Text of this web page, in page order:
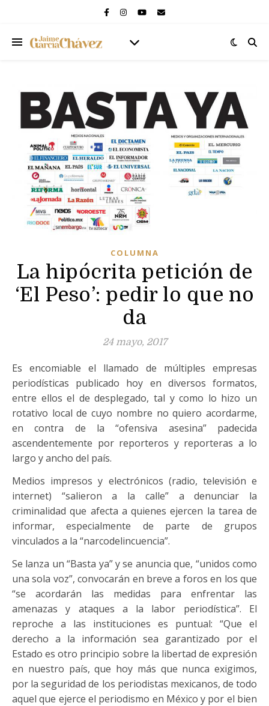
COLUMNA
La hipócrita petición de
‘El Peso’: pedir lo que no
da
24 mayo, 2017
Es encomiable el llamado de múltiples empresas
periodísticas publicado hoy en diversos formatos,
entre ellos el de desplegado, tal y como lo hizo un
rotativo local de cuyo nombre no quiero acordarme,
en contra de la “ofensiva asesina” padecida
ascendentemente por reporteros y reporteras a lo
largo y ancho del país.
Medios impresos y electrónicos (radio, televisión e
internet) “salieron a la calle” a denunciar la
criminalidad que afecta a quienes ejercen la tarea de
informar, especialmente de parte de grupos
vinculados a la “narcodelincuencia”.
Se lanza un “Basta ya” y se anuncia que, “unidos como
una sola voz”, convocarán en breve a foros en los que
“se acordarán las medidas para enfrentar las
amenazas y ataques a la labor periodística”. El
reproche a las instituciones es puntual: “Que el
derecho a la información sea garantizado por el
Estado es otro principio sobre la libertad de expresión
en nuestro país, que hoy más que nunca exigimos,
por la seguridad de los periodistas mexicanos, de todo
aquel que ejerce el periodismo en México y por el bien